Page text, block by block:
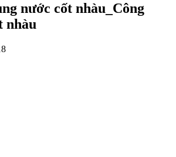
nước cốt nhàu_Công
nhàu